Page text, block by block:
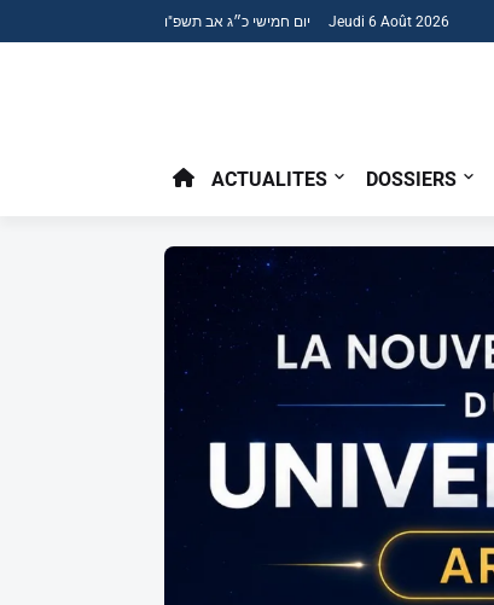
יום חמישי כ״ג אב תשפ"ו Jeudi 6 Août 2026
ACTUALITES DOSSIERS